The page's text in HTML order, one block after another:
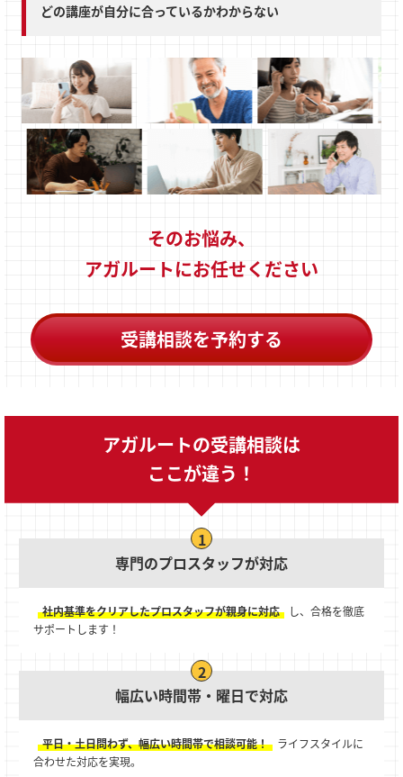
どの講座が自分に合っているかわからない
そのお悩み、
アガルートにお任せください
受講相談を予約する
アガルートの受講相談は
ここが違う！
専門のプロスタッフが対応
社内基準をクリアしたプロスタッフが親身に対応
し、合格を徹底
サポートします！
幅広い時間帯・曜日で対応
平日・土日問わず、幅広い時間帯で相談可能！
ライフスタイルに
合わせた対応を実現。